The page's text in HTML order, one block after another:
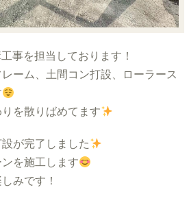
事を担当しております！
ーム、土間コン打設、ローラース
を散りばめてます
が完了しました
を施工します
みです！